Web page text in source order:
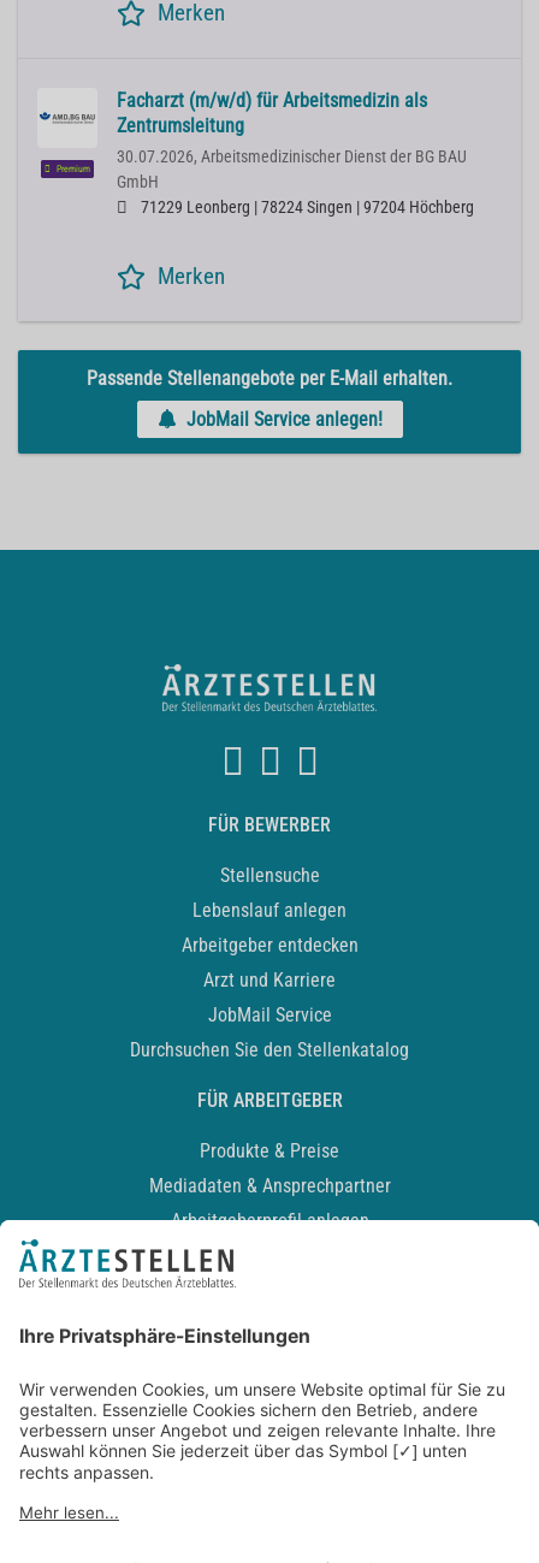
Merken
Premium
Facharzt (m/w/d) für Arbeitsmedizin als
Zentrumsleitung
30.07.2026, Arbeitsmedizinischer Dienst der BG BAU
GmbH
71229 Leonberg | 78224 Singen | 97204 Höchberg
Merken
Passende Stellenangebote per E-Mail erhalten.
JobMail Service anlegen!
FÜR BEWERBER
Stellensuche
Lebenslauf anlegen
Arbeitgeber entdecken
Arzt und Karriere
JobMail Service
Durchsuchen Sie den Stellenkatalog
FÜR ARBEITGEBER
Produkte & Preise
Mediadaten & Ansprechpartner
Arbeitgeberprofil anlegen
Recruiting-Podcast
Kontakt
Datenschutz
Newsletter